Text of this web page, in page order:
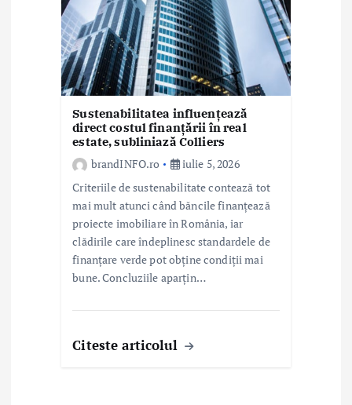
Sustenabilitatea influențează
direct costul finanțării în real
estate, subliniază Colliers
brandINFO.ro
iulie 5, 2026
Criteriile de sustenabilitate contează tot
mai mult atunci când băncile finanțează
proiecte imobiliare în România, iar
clădirile care îndeplinesc standardele de
finanțare verde pot obține condiții mai
bune. Concluziile aparțin…
Citeste articolul